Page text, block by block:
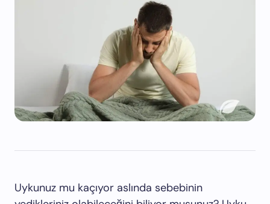
Uykunuz mu kaçıyor aslında sebebinin